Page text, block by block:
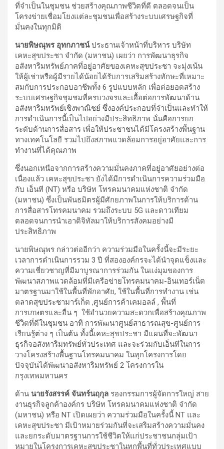
ที่จำเป็นในชุมชน ช่วยสร้างคุณภาพชีวิตที่ดี ตลอดจนเป็น
โครงข่ายเชื่อมโยงแต่ละชุมชนเพื่อสร้างระบบเศรษฐกิจที่
มั่นคงในทุกมิติ
นายพิษณุพร อุทกภาชน์ประธานเจ้าหน้าที่บริหาร บริษัท
เคหะสุขประชา จำกัด (มหาชน) เผยว่า การพัฒนาธุรกิจ
อสังหาริมทรัพย์ภาคที่อยู่อาศัยของเคหะสุขประชา จะมุ่งเน้น
ให้ผู้เช่าหรือผู้มีรายได้น้อยได้รับการเสริมสร้างทักษะที่เหมาะ
สมกับการประกอบอาชีพทั้ง 6 รูปแบบหลัก เพื่อต่อยอดสร้าง
ระบบเศรษฐกิจชุมชมที่ครบวงจรและเอื้อต่อการพัฒนาด้าน
อสังหาริมทรัพย์เชิงพาณิชย์ ซึ่งองค์ประกอบที่จำเป็นและทำให้
การดำเนินการนี้เป็นไปอย่างมีประสิทธิภาพ นั่นคือการยก
ระดับด้านการสื่อสาร เพื่อให้ประชาชนได้มีโครงสร้างพื้นฐาน
ทางเทคโนโลยี รวมไปถึงสภาพแวดล้อมการอยู่อาศัยและการ
ทำงานที่ได้คุณภาพ
ซึ่งนอกเหนือจากการสร้างความมั่นคงภาคที่อยู่อาศัยอย่างต่อ
เนื่องแล้ว เคหะสุขประชา ยังได้มีการดำเนินการความร่วมมือ
กับ เอ็นที (NT) หรือ บริษัท โทรคมนาคมแห่งชาติ จำกัด
(มหาชน) ซึ่งเป็นพันธมิตรผู้มีศักยภาพในการให้บริการด้าน
การสื่อสารโทรคมนาคม รวมถึงระบบ 5G และดาวเทียม
ตลอดจนการนำเอาดิจิทัลมาให้บริการสังคมอย่างมี
ประสิทธิภาพ
นายพิษณุพร กล่าวต่ออีกว่า ความร่วมมือในครั้งนี้จะมีระยะ
เวลาการดำเนินการรวม 3 ปี ที่สององค์กรจะได้นำจุดแข็งและ
ความเชี่ยวชาญที่มีมาบูรณาการร่วมกัน ในแง่มุมของการ
พัฒนาสภาพแวดล้อมที่มีเครือข่ายโทรคมนาคม-อินเทอร์เน็ต
มาตรฐานมาใช้ในพื้นที่พักอาศัย, ใช้ในพื้นที่การทำงาน เช่น
ตลาดสุขประชามาร์เก็ต ,ศูนย์การค้าเคมอลล์ , พื้นที่
การเกษตรและอื่น ๆ ใช้อำนวยความสะดวกเพื่อสร้างคุณภาพ
ชีวิตที่ดีในชุมชน อาทิ การพัฒนาศูนย์สาธารณสุข-ศูนย์การ
เรียนรู้ต่าง ๆ เป็นต้น ทั้งนี้เคหะสุขประชา มีแผนที่จะพัฒนา
ธุรกิจอสังหาริมทรัพย์ทั่วประเทศ และจะร่วมกับเอ็นทีในการ
วางโครงสร้างพื้นฐานโทรคมนาคม ในทุกโครงการโดย
ปัจจุบันได้พัฒนาอสังหาริมทรัพย์ 2 โครงการใน
กรุงเทพมหานคร
ด้าน นายรังสรรค์ จันทร์นฤกุล รองกรรมการผู้จัดการใหญ่ สาย
งานธุรกิจลูกค้าองค์กร บริษัท โทรคมนาคมแห่งชาติ จำกัด
(มหาชน) หรือ NT เปิดเผยว่า ความร่วมมือในครั้งนี้ NT และ
เคหะสุขประชา มีเป้าหมายร่วมกันที่จะเสริมสร้างความมั่นคง
และยกระดับมาตรฐานการใช้ชีวิตให้แก่ประชาชนกลุ่มเป้า
หมายในโครงการเคหะสุขประชาในทุกพื้นที่ทั่วประเทศแบบ